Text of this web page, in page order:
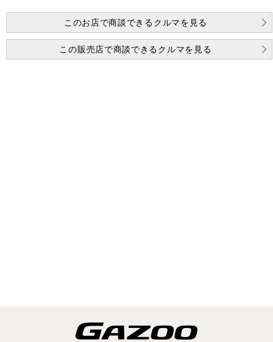
このお店で商談できるクルマを見る
この販売店で商談できるクルマを見る